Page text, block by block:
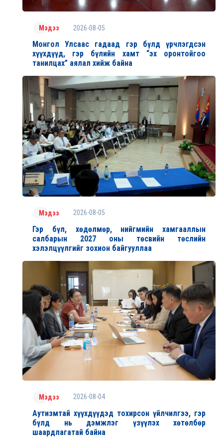
Мэдээ 2026-08-05
Монгол Улсаас гадаад гэр бүлд үрчлэгдсэн
хүүхдүүд, гэр бүлийн хамт “эх оронтойгоо
танилцах” аялал хийж байна
Мэдээ 2026-08-05
Гэр бүл, хөдөлмөр, нийгмийн хамгааллын
салбарын 2027 оны төсвийн төслийн
хэлэлцүүлгийг зохион байгууллаа
Мэдээ 2026-08-04
Аутизмтай хүүхдүүдэд тохирсон үйлчилгээ, гэр
бүлд нь дэмжлэг үзүүлэх хөтөлбөр
шаардлагатай байна